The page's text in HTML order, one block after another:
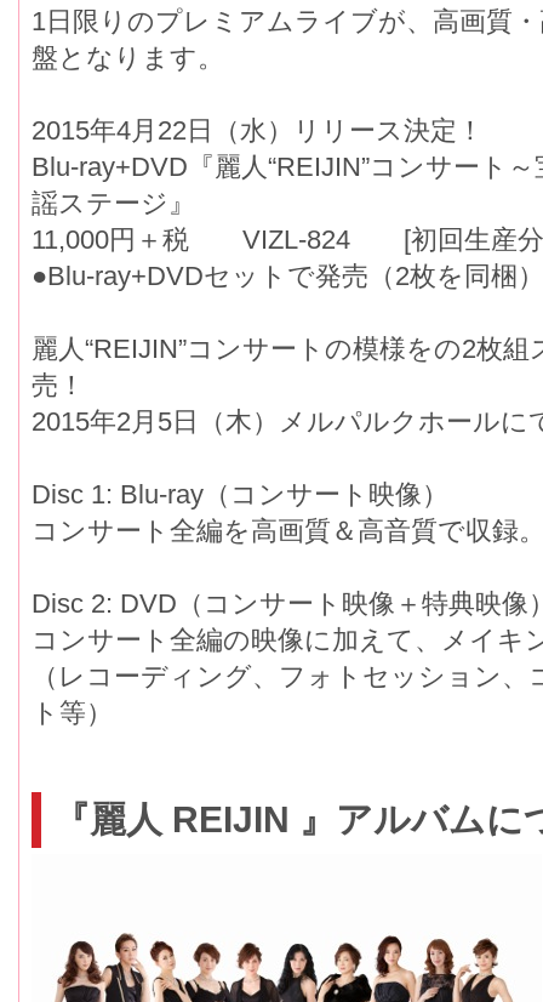
1日限りのプレミアムライブが、高画質
盤となります。
2015年4月22日（水）リリース決定！
Blu-ray+DVD『麗人“REIJIN”コンサート
謡ステージ』
11,000円＋税 VIZL-824 [初回生産分
●Blu-ray+DVDセットで発売（2枚を同梱）
麗人“REIJIN”コンサートの模様をの2枚
売！
2015年2月5日（木）メルパルクホールに
Disc 1: Blu-ray（コンサート映像）
コンサート全編を高画質＆高音質で収録
Disc 2: DVD（コンサート映像＋特典映像
コンサート全編の映像に加えて、メイキ
（レコーディング、フォトセッション
ト等）
『麗人 REIJIN 』アルバム